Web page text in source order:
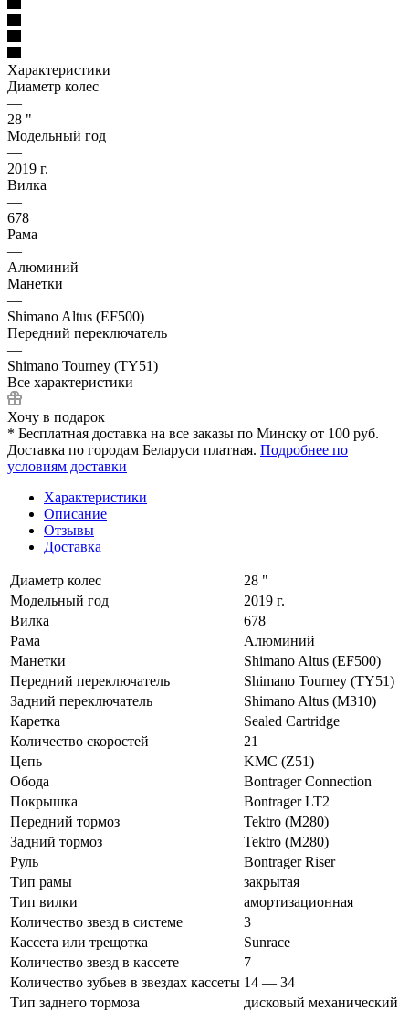
Характеристики
Диаметр колес
—
28 "
Модельный год
—
2019 г.
Вилка
—
678
Рама
—
Алюминий
Манетки
—
Shimano Altus (EF500)
Передний переключатель
—
Shimano Tourney (TY51)
Все характеристики
Хочу в подарок
* Бесплатная доставка на все заказы по Минску от 100 руб.
Доставка по городам Беларуси платная. Подробнее по
условиям доставки
Характеристики
Описание
Отзывы
Доставка
Диаметр колес
28 "
Модельный год
2019 г.
Вилка
678
Рама
Алюминий
Манетки
Shimano Altus (EF500)
Передний переключатель
Shimano Tourney (TY51)
Задний переключатель
Shimano Altus (M310)
Каретка
Sealed Cartridge
Количество скоростей
21
Цепь
KMC (Z51)
Обода
Bontrager Connection
Покрышка
Bontrager LT2
Передний тормоз
Tektro (M280)
Задний тормоз
Tektro (M280)
Руль
Bontrager Riser
Тип рамы
закрытая
Тип вилки
амортизационная
Количество звезд в системе
3
Кассета или трещотка
Sunrace
Количество звезд в кассете
7
Количество зубьев в звездах кассеты 14 — 34
Тип заднего тормоза
дисковый механический